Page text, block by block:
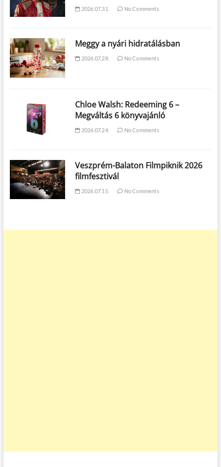
2026.07.31. No Comments
Meggy a nyári hidratálásban
2026.07.28. No Comments
Chloe Walsh: Redeeming 6 –
Megváltás 6 könyvajánló
2026.07.24. No Comments
Veszprém-Balaton Filmpiknik 2026
filmfesztivál
2026.07.15. No Comments